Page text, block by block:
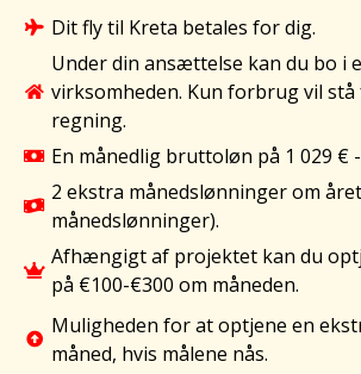
Dit fly til Kreta betales for dig.
Under din ansættelse kan du bo i
virksomheden. Kun forbrug vil
regning.
En månedlig bruttoløn på 1 029 €
2 ekstra månedslønninger om
månedslønninger).
Afhængigt af projektet kan du
på €100-€300 om måneden.
Muligheden for at optjene en
måned, hvis målene nås.